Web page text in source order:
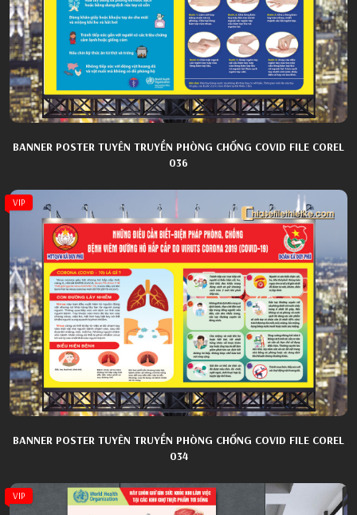
BANNER POSTER TUYÊN TRUYỀN PHÒNG CHỐNG COVID FILE COREL
036
VIP
BANNER POSTER TUYÊN TRUYỀN PHÒNG CHỐNG COVID FILE COREL
034
VIP